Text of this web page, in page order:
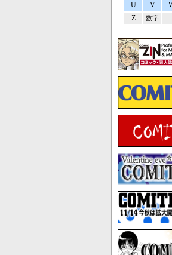
U
V
Z
数字